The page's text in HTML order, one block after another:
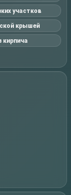
участков
крышей
кирпича